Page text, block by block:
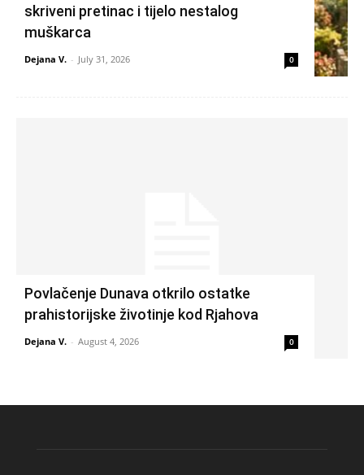
skriveni pretinac i tijelo nestalog
muškarca
Dejana V. - July 31, 2026 0
Povlačenje Dunava otkrilo ostatke
prahistorijske životinje kod Rjahova
Dejana V. - August 4, 2026 0